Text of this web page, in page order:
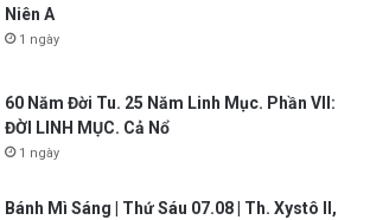
Niên A
1 ngày
60 Năm Đời Tu. 25 Năm Linh Mục. Phần VII:
ĐỜI LINH MỤC. Cả Nổ
1 ngày
Bánh Mì Sáng | Thứ Sáu 07.08 | Th. Xystô II,